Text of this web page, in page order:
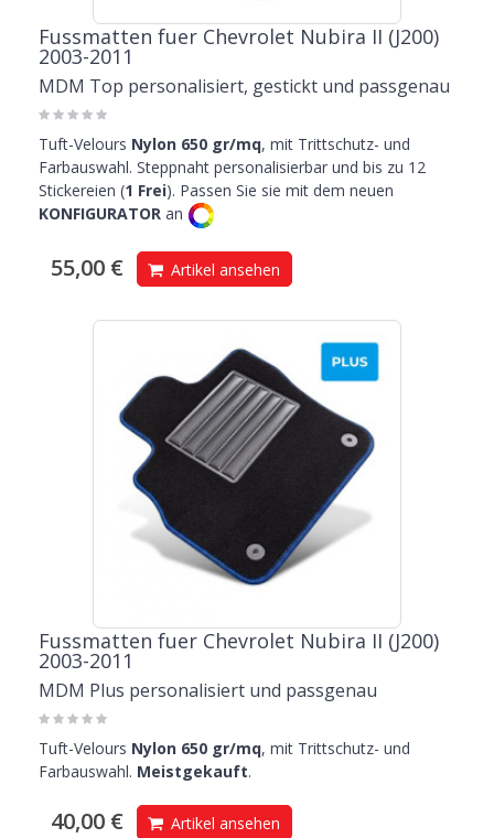
Fussmatten fuer Chevrolet Nubira II (J200)
2003-2011
MDM Top personalisiert, gestickt und passgenau
Tuft-Velours Nylon 650 gr/mq, mit Trittschutz- und
Farbauswahl. Steppnaht personalisierbar und bis zu 12
Stickereien (1 Frei). Passen Sie sie mit dem neuen
KONFIGURATOR an
55,00 € Artikel ansehen
Fussmatten fuer Chevrolet Nubira II (J200)
2003-2011
MDM Plus personalisiert und passgenau
Tuft-Velours Nylon 650 gr/mq, mit Trittschutz- und
Farbauswahl. Meistgekauft.
40,00 € Artikel ansehen